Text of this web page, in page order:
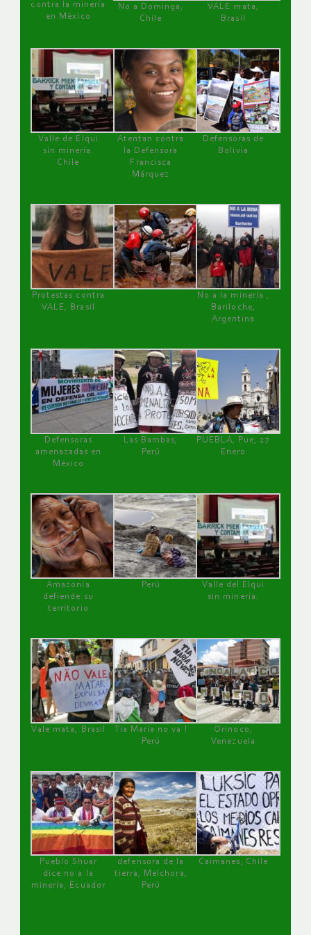
contra la minería
en México
No a Dominga,
Chile
VALE mata,
Brasil
Valle de Elqui
sin minería.
Chile
Atentan contra
la Defensora
Francisca
Márquez
Defensoras de
Bolivia
Protestas contra
VALE, Brasil
No a la minería ,
Bariloche,
Argentina
Defensoras
amenazadas en
México
Las Bambas,
Perú
PUEBLA, Pue, 27
Enero
Amazonía
defiende su
territorio
Perú
Valle del Elqui
sin minería.
Vale mata, Brasil
Tía María no va !
Perú
Orinoco,
Venezuela
Pueblo Shuar
dice no a la
minería, Ecuador
defensora de la
tierra, Melchora,
Perú
Caimanes, Chile